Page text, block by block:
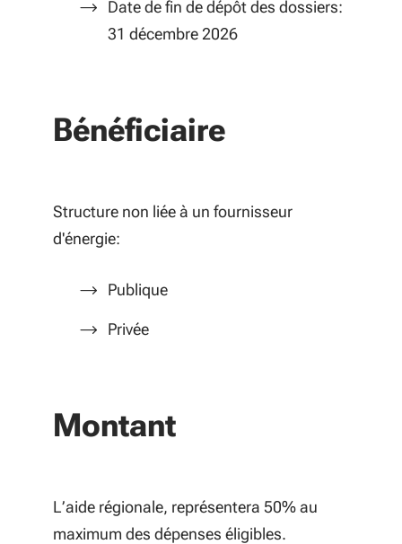
Date de fin de dépôt des dossiers:
31 décembre 2026
Bénéficiaire
Structure non liée à un fournisseur
d'énergie:
Publique
Privée
Montant
L’aide régionale, représentera 50% au
maximum des dépenses éligibles.